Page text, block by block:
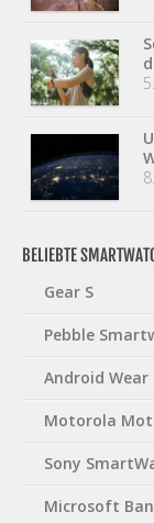
BELIEBTE
Gear S
Pebble
Android Wear
Motorola
Sony
Microsoft